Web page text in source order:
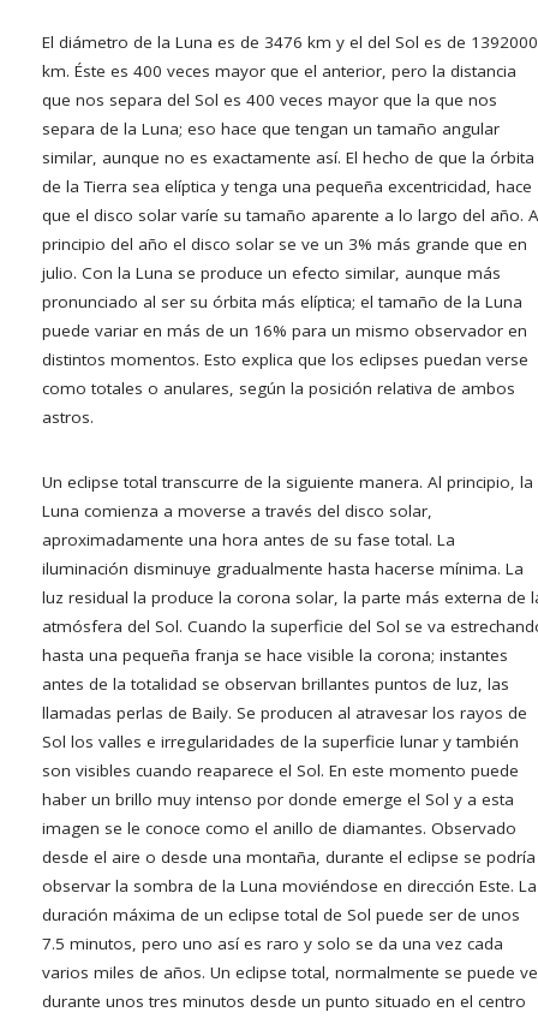
El diámetro de la Luna es de 3476 km y el del Sol es de 1392000
km. Éste es 400 veces mayor que el anterior, pero la distancia
que nos separa del Sol es 400 veces mayor que la que nos
separa de la Luna; eso hace que tengan un tamaño angular
similar, aunque no es exactamente así. El hecho de que la órbita
de la Tierra sea elíptica y tenga una pequeña excentricidad, hace
que el disco solar varíe su tamaño aparente a lo largo del año. A
principio del año el disco solar se ve un 3% más grande que en
julio. Con la Luna se produce un efecto similar, aunque más
pronunciado al ser su órbita más elíptica; el tamaño de la Luna
puede variar en más de un 16% para un mismo observador en
distintos momentos. Esto explica que los eclipses puedan verse
como totales o anulares, según la posición relativa de ambos
astros.
Un eclipse total transcurre de la siguiente manera. Al principio, la
Luna comienza a moverse a través del disco solar,
aproximadamente una hora antes de su fase total. La
iluminación disminuye gradualmente hasta hacerse mínima. La
luz residual la produce la corona solar, la parte más externa de
atmósfera del Sol. Cuando la superficie del Sol se va
hasta una pequeña franja se hace visible la corona; instantes
antes de la totalidad se observan brillantes puntos de luz, las
llamadas perlas de Baily. Se producen al atravesar los rayos de
Sol los valles e irregularidades de la superficie lunar y también
son visibles cuando reaparece el Sol. En este momento puede
haber un brillo muy intenso por donde emerge el Sol y a esta
imagen se le conoce como el anillo de diamantes. Observado
desde el aire o desde una montaña, durante el eclipse se podría
observar la sombra de la Luna moviéndose en dirección Este. La
duración máxima de un eclipse total de Sol puede ser de unos
7.5 minutos, pero uno así es raro y solo se da una vez cada
varios miles de años. Un eclipse total, normalmente se puede
durante unos tres minutos desde un punto situado en el centro